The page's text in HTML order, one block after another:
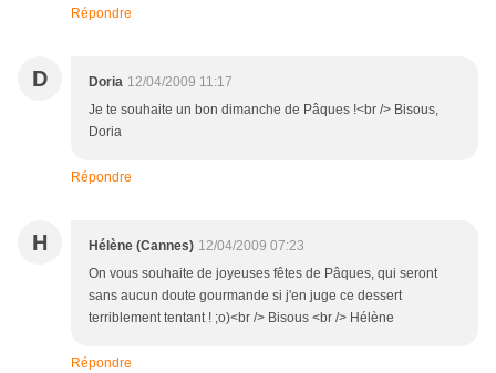
Répondre
D Doria 12/04/2009 11:17
Je te souhaite un bon dimanche de Pâques !<br /> Bisous,
Doria
Répondre
H Hélène (Cannes) 12/04/2009 07:23
On vous souhaite de joyeuses fêtes de Pâques, qui seront
sans aucun doute gourmande si j'en juge ce dessert
terriblement tentant ! ;o)<br /> Bisous <br /> Hélène
Répondre